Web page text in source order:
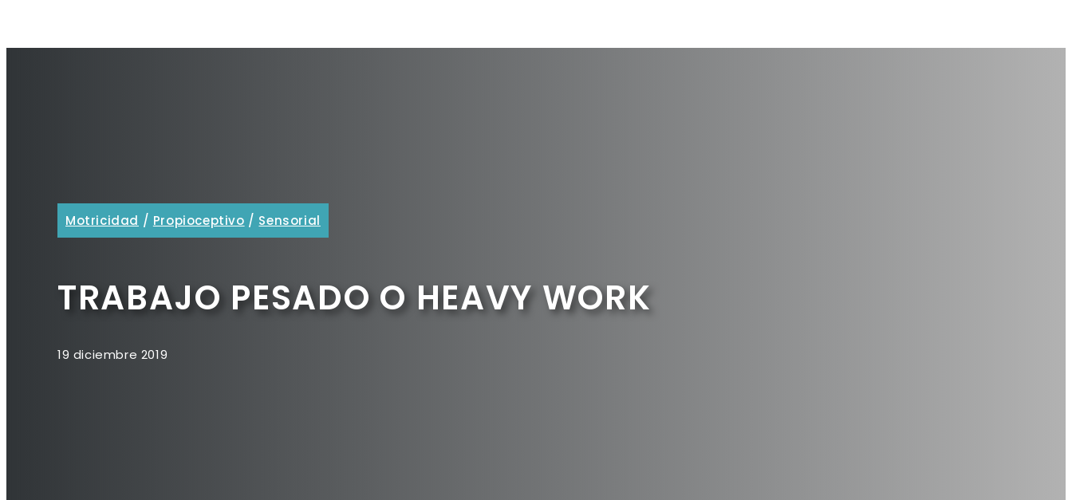
Motricidad / Propioceptivo / Sensorial
TRABAJO PESADO O HEAVY WORK
19 diciembre 2019